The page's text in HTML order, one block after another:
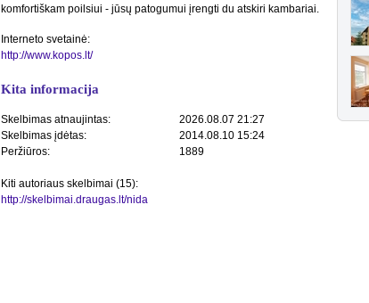
komfortiškam poilsiui - jūsų patogumui įrengti du atskiri kambariai.
Interneto svetainė:
http://www.kopos.lt/
Kita informacija
Skelbimas atnaujintas:
2026.08.07 21:27
Skelbimas įdėtas:
2014.08.10 15:24
Peržiūros:
1889
Kiti autoriaus skelbimai (15):
http://skelbimai.draugas.lt/nida